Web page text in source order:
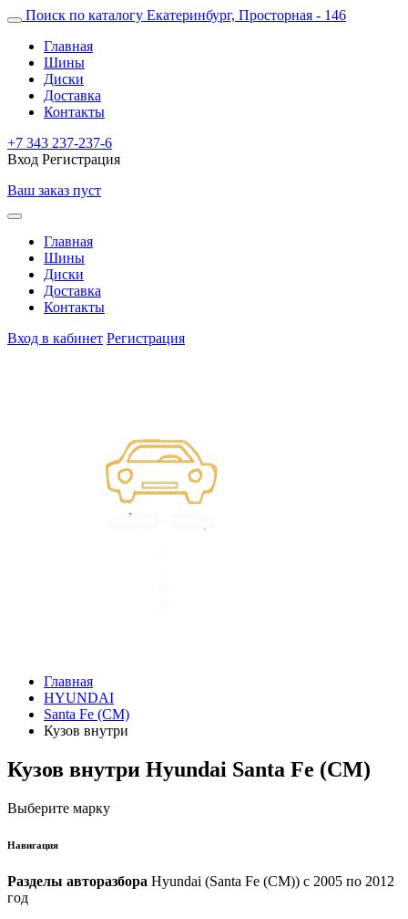
Поиск по каталогу Екатеринбург, Просторная - 146
Главная
Шины
Диски
Доставка
Контакты
+7 343 237-237-6
Вход Регистрация
Ваш заказ пуст
Главная
Шины
Диски
Доставка
Контакты
Вход в кабинет Регистрация
Главная
HYUNDAI
Santa Fe (CM)
Кузов внутри
Кузов внутри Hyundai Santa Fe (CM)
Выберите марку
Навигация
Разделы авторазбора Hyundai (Santa Fe (CM)) с 2005 по 2012
год